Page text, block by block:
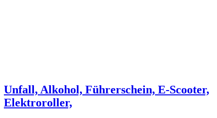
Unfall, Alkohol, Führerschein, E-Scooter,
Elektroroller,